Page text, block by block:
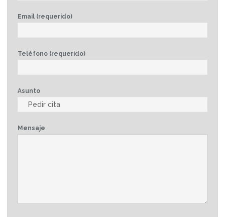
Email (requerido)
Teléfono (requerido)
Asunto
Mensaje